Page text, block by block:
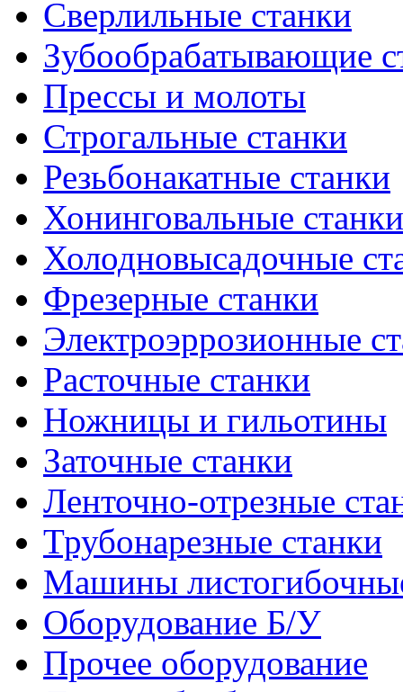
Сверлильные станки
Зубообрабатывающие
Прессы и молоты
Строгальные станки
Резьбонакатные станки
Хонинговальные станки
Холодновысадочные
Фрезерные станки
Электроэррозионные
Расточные станки
Ножницы и гильотины
Заточные станки
Ленточно-отрезные
Трубонарезные станки
Машины
Оборудование Б/У
Прочее оборудование